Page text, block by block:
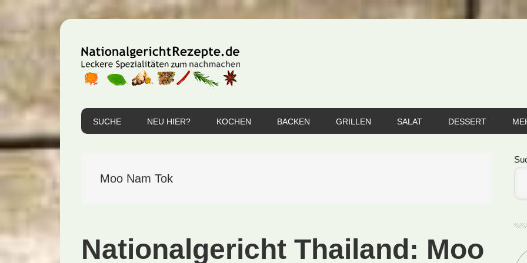
Hauptnavigation
springen
springen
Seitenspalte
springen
SUCHE NEU HIER? KOCHEN BACKEN GRILLEN SALAT DESSERT
Moo Nam Tok
Nationalgericht Thailand: Moo